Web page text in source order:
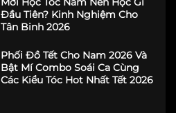
Đầu Tiên? Kinh Nghiệm Cho
Tân Binh 2026
Phối Đồ Tết Cho Nam 2026 Và